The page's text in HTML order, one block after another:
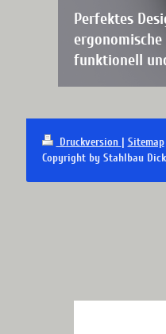
Perfektes
funktionell
Druckversion | Sitemap
Copyright by Stahlbau